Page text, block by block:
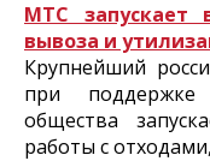
МТС запускает
вывоза и
Крупнейший
при поддержке
общества
работы с